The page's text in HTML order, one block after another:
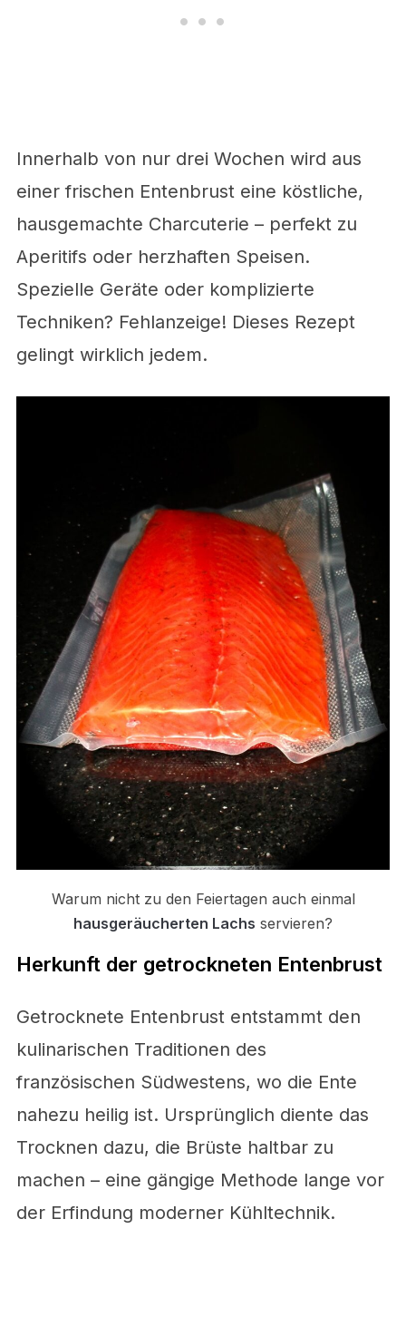
Innerhalb von nur drei Wochen wird aus
einer frischen Entenbrust eine köstliche,
hausgemachte Charcuterie – perfekt zu
Aperitifs oder herzhaften Speisen.
Spezielle Geräte oder komplizierte
Techniken? Fehlanzeige! Dieses Rezept
gelingt wirklich jedem.
Warum nicht zu den Feiertagen auch einmal
hausgeräucherten Lachs servieren?
Herkunft der getrockneten Entenbrust
Getrocknete Entenbrust entstammt den
kulinarischen Traditionen des
französischen Südwestens, wo die Ente
nahezu heilig ist. Ursprünglich diente das
Trocknen dazu, die Brüste haltbar zu
machen – eine gängige Methode lange vor
der Erfindung moderner Kühltechnik.